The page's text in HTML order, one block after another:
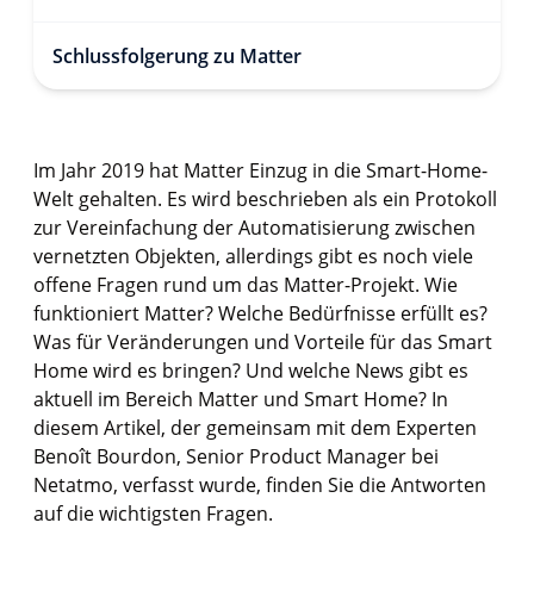
Schlussfolgerung zu Matter
Im Jahr 2019 hat Matter Einzug in die Smart-Home-
Welt gehalten. Es wird beschrieben als ein Protokoll
zur Vereinfachung der Automatisierung zwischen
vernetzten Objekten, allerdings gibt es noch viele
offene Fragen rund um das Matter-Projekt. Wie
funktioniert Matter? Welche Bedürfnisse erfüllt es?
Was für Veränderungen und Vorteile für das Smart
Home wird es bringen? Und welche News gibt es
aktuell im Bereich Matter und Smart Home? In
diesem Artikel, der gemeinsam mit dem Experten
Benoît Bourdon, Senior Product Manager bei
Netatmo, verfasst wurde, finden Sie die Antworten
auf die wichtigsten Fragen.